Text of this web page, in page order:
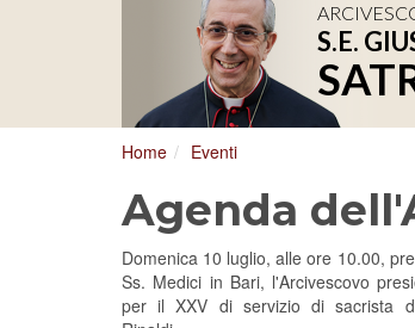
S.E.
8/17/2026
Conversano
Conferenza Episcopale Pugliese
Home Eventi
Agenda
Domenica 10 luglio, alle ore 10.00,
Ss. Medici in Bari, l'Arcivescovo
per il XXV di servizio di sacrista